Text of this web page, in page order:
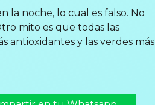
la noche, lo cual es falso. No
mito es que todas las
antioxidantes y las verdes más